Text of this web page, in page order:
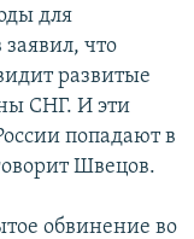
для
что
развитые
СНГ. И эти
попадают в
Швецов.
обвинение во